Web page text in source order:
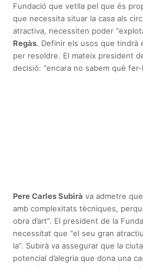
Fundació que vetlla pel que és
que necessita situar la casa als
atractiva, necessiten poder
Regàs. Definir els usos que tindrà
per resoldre. El mateix president
decisió: “encara no sabem què
Pere Carles Subirà va admetre
amb complexitats tècniques,
obra d’art”. El president de la
necessitat que “el seu gran
la”. Subirà va assegurar que la
potencial d’alegria que dona una